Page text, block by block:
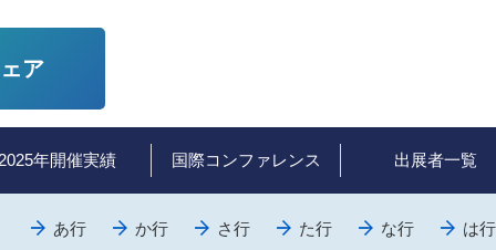
ア
年開催実績 国際コンファレンス 出展者一覧
あ行 か行 さ行 た行 な行 は行